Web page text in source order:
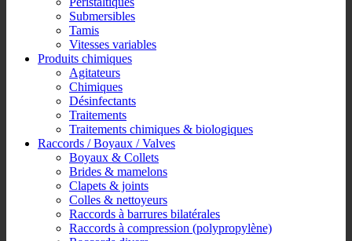
Submersibles
Tamis
Vitesses variables
Produits chimiques
Agitateurs
Chimiques
Désinfectants
Traitements
Traitements chimiques & biologiques
Raccords / Boyaux / Valves
Boyaux & Collets
Brides & mamelons
Clapets & joints
Colles & nettoyeurs
Raccords à barrures bilatérales
Raccords à compression (polypropylène)